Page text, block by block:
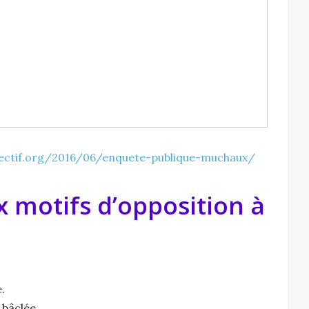
2016/06/enquete-publique-muchaux/
motifs d’opposition à